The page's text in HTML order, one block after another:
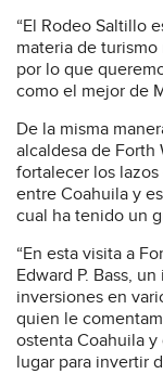
“El Rodeo Saltillo
materia de
por lo que
como el mejor de
De la misma
alcaldesa de Forth
fortalecer los
entre Coahuila y
cual ha tenido un
“En esta visita a
Edward P. Bass,
inversiones en
quien le
ostenta Coahuila
lugar para invertir